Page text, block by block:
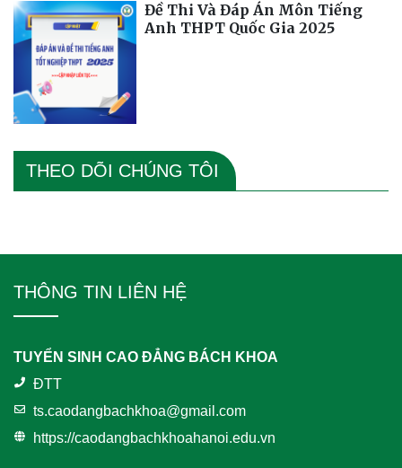
Đề Thi Và Đáp Án Môn Tiếng
Anh THPT Quốc Gia 2025
THEO DÕI CHÚNG TÔI
THÔNG TIN LIÊN HỆ
TUYỂN SINH CAO ĐẲNG BÁCH KHOA
ĐTT
ts.caodangbachkhoa@gmail.com
https://caodangbachkhoahanoi.edu.vn